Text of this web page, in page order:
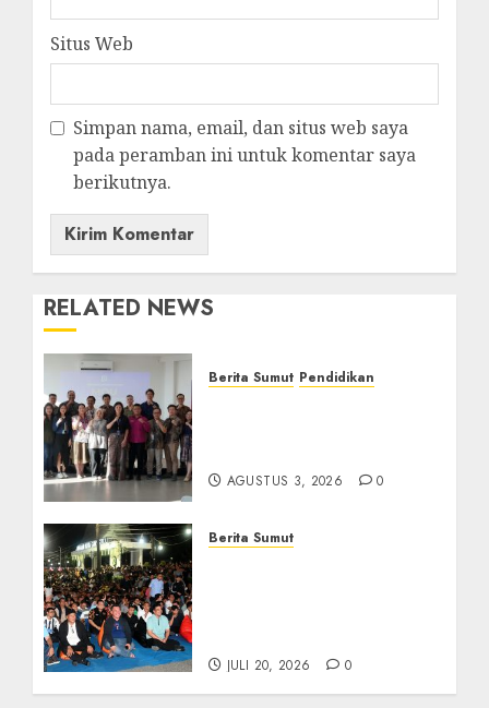
Situs Web
Simpan nama, email, dan situs web saya
pada peramban ini untuk komentar saya
berikutnya.
RELATED NEWS
Berita Sumut Pendidikan
AGUSTUS 3, 2026 0
Berita Sumut
JULI 20, 2026 0